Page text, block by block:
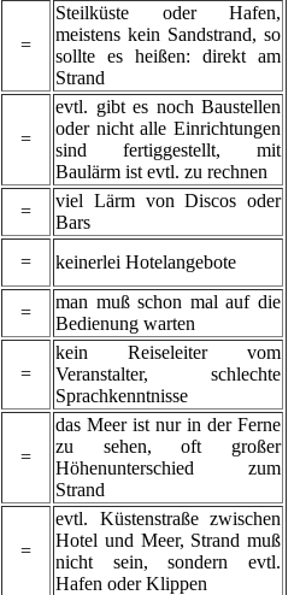
=
Steilküste oder Hafen,
meistens kein Sandstrand, so
sollte es heißen: direkt am
Strand
=
evtl. gibt es noch Baustellen
oder nicht alle Einrichtungen
sind fertiggestellt, mit
Baulärm ist evtl. zu rechnen
=
viel Lärm von Discos oder
Bars
= keinerlei Hotelangebote
=
man muß schon mal auf die
Bedienung warten
=
kein Reiseleiter vom
Veranstalter, schlechte
Sprachkenntnisse
=
das Meer ist nur in der Ferne
zu sehen, oft großer
Höhenunterschied zum
Strand
=
evtl. Küstenstraße zwischen
Hotel und Meer, Strand muß
nicht sein, sondern evtl.
Hafen oder Klippen